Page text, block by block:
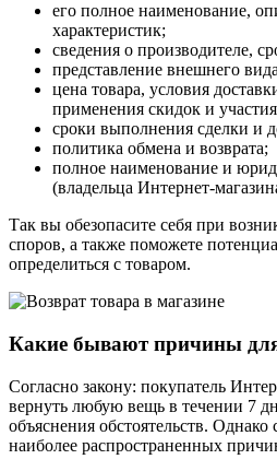
его полное наименование,
характеристик;
сведения о производителе,
представление внешнего
цена товара, условия
применения скидок и
сроки выполнения сделки и
политика обмена и возврата;
полное наименование и
(владельца Интернет-
Так вы обезопасите себя при
споров, а также поможете
определиться с товаром.
Какие бывают причины для
Согласно закону: покупатель
вернуть любую вещь в течении 7
объяснения обстоятельств. Однако
наиболее распространенных